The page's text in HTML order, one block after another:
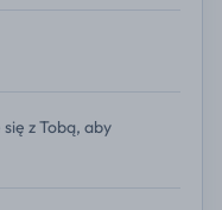
z Tobą, aby